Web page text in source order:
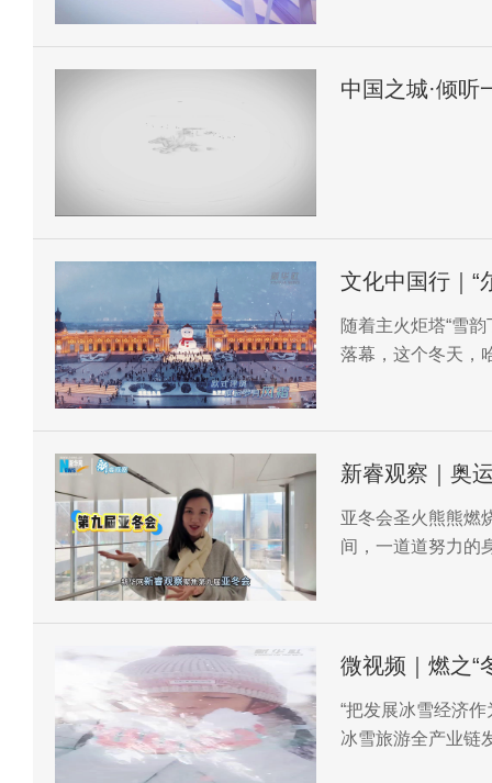
中国之城·倾听
文化中国行｜“
随着主火炬塔“雪
落幕，这个冬天，
新睿观察｜奥
亚冬会圣火熊熊燃
间，一道道努力的
微视频｜燃之“
“把发展冰雪经济
冰雪旅游全产业链